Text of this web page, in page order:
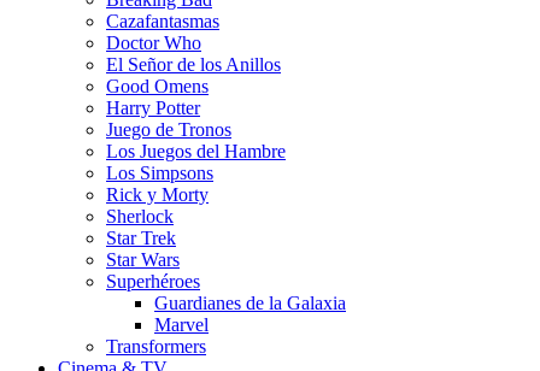
Cazafantasmas
Doctor Who
El Señor de los Anillos
Good Omens
Harry Potter
Juego de Tronos
Los Juegos del Hambre
Los Simpsons
Rick y Morty
Sherlock
Star Trek
Star Wars
Superhéroes
Guardianes de la Galaxia
Marvel
Transformers